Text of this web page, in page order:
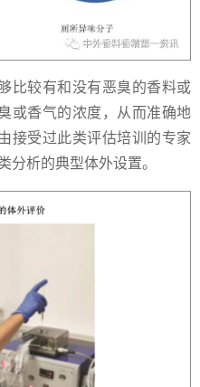
比较有和没有恶臭的香料或
或香气的浓度，从而准确地
接受过此类评估培训的专家
分析的典型体外设置。